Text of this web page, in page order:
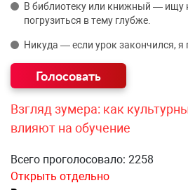
В библиотеку или книжный — ищу
погрузиться в тему глубже.
Никуда — если урок закончился,
Взгляд зумера: как
влияют на обучение
Всего проголосовало: 2258
Открыть отдельно